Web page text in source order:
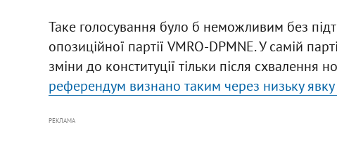
Таке голосування було б неможливим без
опозиційної партії VMRO-DPMNE. У самій
зміни до конституції тільки після
референдум визнано таким через низьку явку
РЕКЛАМА